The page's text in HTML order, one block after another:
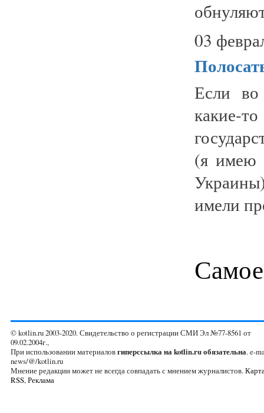
03
Если
какие-
(я имею
имели
© kotlin.ru 2003-2020. Свидетельство о регистрации СМИ Эл №77-8561 от
09.02.2004г.,
При использовании материаловгиперссылка на kotlin.ru обязательна. e-
news/@/kotlin.ru
Мнение редакции может не всегда совпадать с мнением журналистов.
RSS,Реклама